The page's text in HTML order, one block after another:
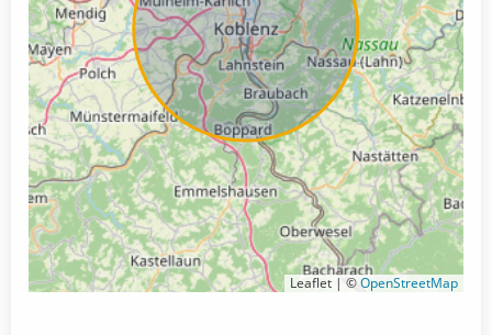
Leaflet | ©OpenStreetMap